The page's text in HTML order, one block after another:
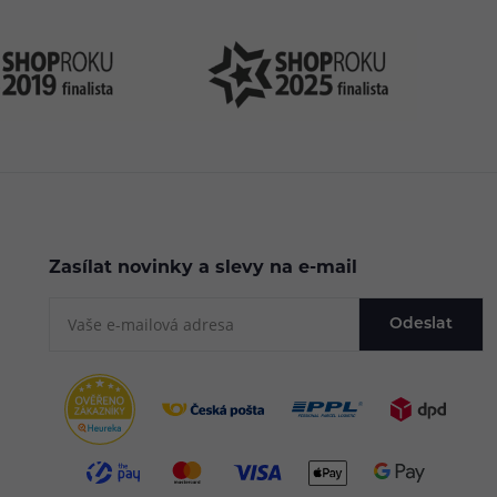
Zasílat novinky a slevy na e-mail
Odeslat